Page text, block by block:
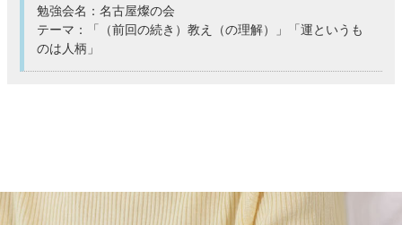
勉強会名：名古屋燦の会
テーマ：「（前回の続き）教え（の理解）」「運というも
のは人柄」